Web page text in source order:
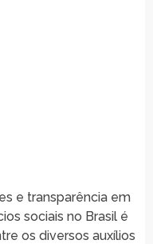
e transparência em
sociais no Brasil é
os diversos auxílios